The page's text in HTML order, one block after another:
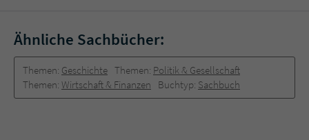
Ähnliche Sachbücher:
Themen: Geschichte Themen: Politik & Gesellschaft
Themen: Wirtschaft & Finanzen Buchtyp: Sachbuch